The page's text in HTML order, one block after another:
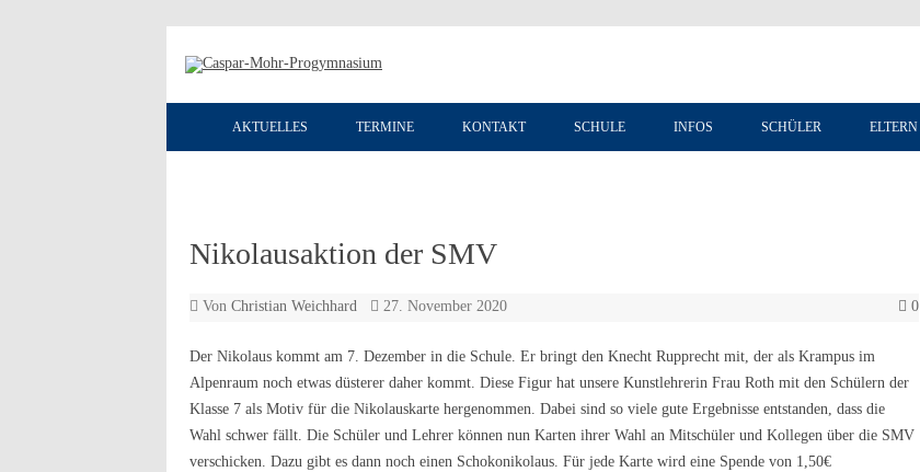
AKTUELLES TERMINE KONTAKT SCHULE INFOS SCHÜLER ELTERN
Nikolausaktion der SMV
Von Christian Weichhard 27. November 2020 0
Der Nikolaus kommt am 7. Dezember in die Schule. Er bringt den Knecht Rupprecht mit, der als Krampus im
Alpenraum noch etwas düsterer daher kommt. Diese Figur hat unsere Kunstlehrerin Frau Roth mit den Schülern der
Klasse 7 als Motiv für die Nikolauskarte hergenommen. Dabei sind so viele gute Ergebnisse entstanden, dass die
Wahl schwer fällt. Die Schüler und Lehrer können nun Karten ihrer Wahl an Mitschüler und Kollegen über die SMV
verschicken. Dazu gibt es dann noch einen Schokonikolaus. Für jede Karte wird eine Spende von 1,50€